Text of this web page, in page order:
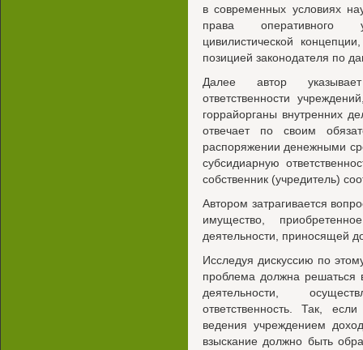
в современных условиях
права оперативного
цивилистической
позицией законодателя по
Далее автор
ответственности
горрайорганы внутренних
отвечает по своим
распоряжении денежными
субсидиарную
собственник (учредитель)
Автором затрагивается
имущество,
деятельности, приносящей
Исследуя дискуссию по
проблема должна решаться
деятельности,
ответственность. Так,
ведения учреждением
взыскание должно быть